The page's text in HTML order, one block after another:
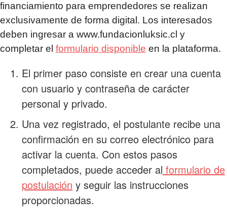
financiamiento para emprendedores se realizan
exclusivamente de forma digital. Los interesados
deben ingresar a www.fundacionluksic.cl y
completar el formulario disponible en la plataforma.
El primer paso consiste en crear una cuenta
con usuario y contraseña de carácter
personal y privado.
Una vez registrado, el postulante recibe una
confirmación en su correo electrónico para
activar la cuenta. Con estos pasos
completados, puede acceder al formulario de
postulación y seguir las instrucciones
proporcionadas.